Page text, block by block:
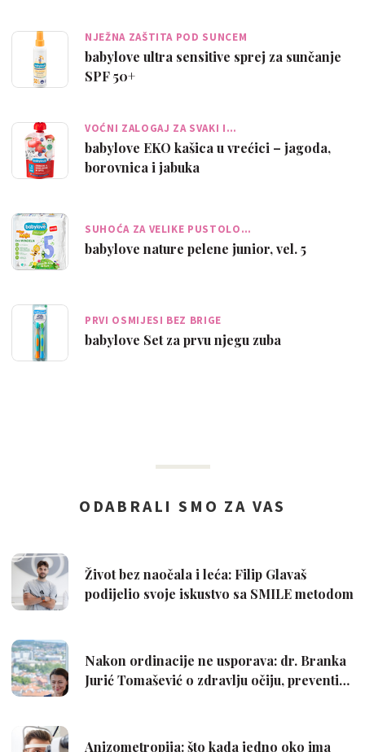
NJEŽNA ZAŠTITA POD SUNCEM
babylove ultra sensitive sprej za sunčanje
SPF 50+
VOĆNI ZALOGAJ ZA SVAKI I…
babylove EKO kašica u vrećici – jagoda,
borovnica i jabuka
SUHOĆA ZA VELIKE PUSTOLO…
babylove nature pelene junior, vel. 5
PRVI OSMIJESI BEZ BRIGE
babylove Set za prvu njegu zuba